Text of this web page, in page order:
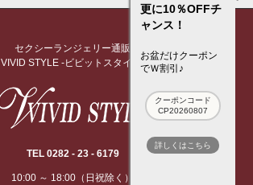
セクシーランジェリー通販
VIVID STYLE -ビビットスタイル-
TEL 0282 - 23 - 6179
10:00 ～ 18:00（日祝除く）
更に10％OFFチ
ャンス！
お盆だけクーポン
でＷ割引♪
クーポンコード
CP20260807
詳しくはこちら